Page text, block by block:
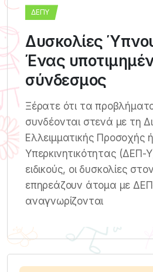
ΔΕΠΥ
Δυσκολίες
Ένας
σύνδεσμος
Ξέρατε ότι τα
συνδέονται στενά με τη
Ελλειμματικής Προσοχής
Υπερκινητικότητας
ειδικούς, οι δυσκολίες
επηρεάζουν άτομα με
αναγνωρίζονται